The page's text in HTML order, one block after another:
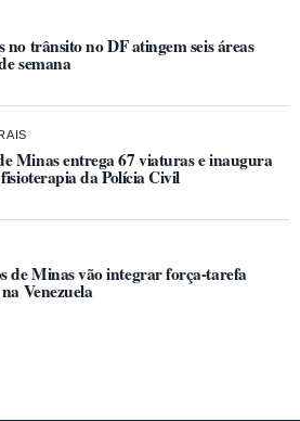
no trânsito no DF atingem seis áreas
semana
Minas entrega 67 viaturas e inaugura
da Polícia Civil
de Minas vão integrar força-tarefa
Venezuela